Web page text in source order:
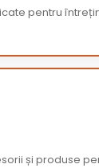
pentru
și produse